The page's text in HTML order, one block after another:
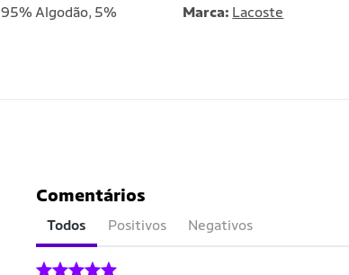
95% Algodão, 5%
Marca: Lacoste
Comentários
Todos Positivos Negativos